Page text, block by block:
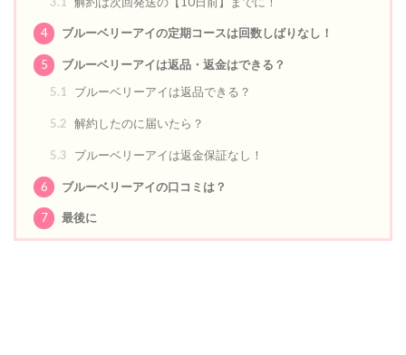
4 ブルーベリーアイの定期コースは回数しばりなし！
5
ブルーベリーアイは返品・返金はできる？
5.1
ブルーベリーアイは返品できる？
5.2 解約したのに届いたら？
5.3 ブルーベリーアイは返金保証なし！
6 ブルーベリーアイの口コミは？
7 最後に